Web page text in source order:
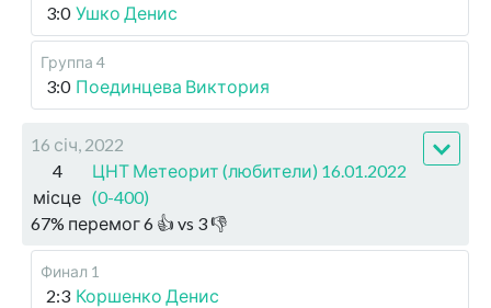
3:0 Ушко Денис
Группа 4
3:0 Поединцева Виктория
16 січ, 2022
4
місце
ЦНТ Метеорит (любители) 16.01.2022
(0-400)
67% перемог6 👍 vs 3👎
Финал 1
2:3 Коршенко Денис